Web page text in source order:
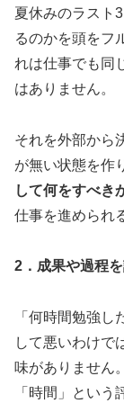
夏休みのラスト
るのかを頭をフ
れは仕事でも同
はありません。
それを外部から
が無い状態を作
して何をすべき
仕事を進められ
2．成果や過程
「何時間勉強
して悪いわけで
味がありません
「時間」という